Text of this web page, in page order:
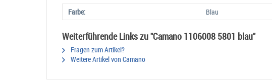
Farbe: Blau
Weiterführende Links zu "Camano 1106008 5801 blau"
Fragen zum Artikel?
Weitere Artikel von Camano